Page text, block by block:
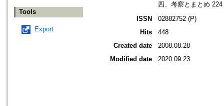
Tools
Export
四、考察とまとめ 224
ISSN
02882752 (P)
Hits
448
Created date
2008.08.28
Modified date
2020.09.23